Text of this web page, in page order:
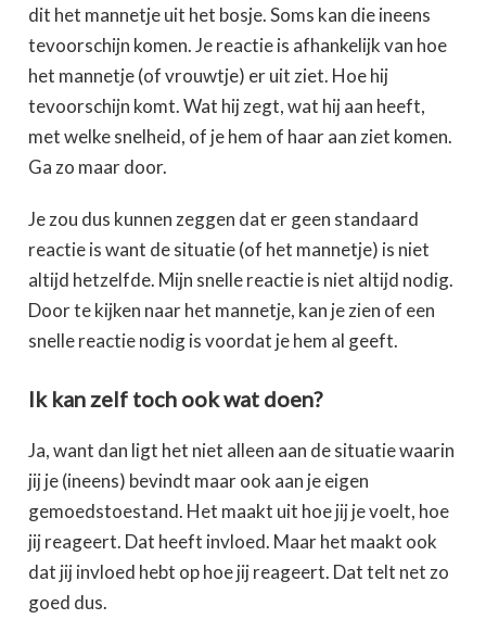
dit het mannetje uit het bosje. Soms kan die ineens
tevoorschijn komen. Je reactie is afhankelijk van hoe
het mannetje (of vrouwtje) er uit ziet. Hoe hij
tevoorschijn komt. Wat hij zegt, wat hij aan heeft,
met welke snelheid, of je hem of haar aan ziet komen.
Ga zo maar door.
Je zou dus kunnen zeggen dat er geen standaard
reactie is want de situatie (of het mannetje) is niet
altijd hetzelfde. Mijn snelle reactie is niet altijd nodig.
Door te kijken naar het mannetje, kan je zien of een
snelle reactie nodig is voordat je hem al geeft.
Ik kan zelf toch ook wat doen?
Ja, want dan ligt het niet alleen aan de situatie waarin
jij je (ineens) bevindt maar ook aan je eigen
gemoedstoestand. Het maakt uit hoe jij je voelt, hoe
jij reageert. Dat heeft invloed. Maar het maakt ook
dat jij invloed hebt op hoe jij reageert. Dat telt net zo
goed dus.